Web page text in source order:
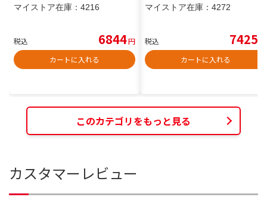
マイストア在庫： 4216
税込 6844円
カートに入れる
マイストア在庫： 4272
税込 7425
カートに入れる
このカテゴリをもっと見る
カスタマーレビュー